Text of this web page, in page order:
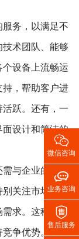
务，以满足不
技术团队、能够
设备上流畅运
，帮助客户进
跃。还有，一
面设计和简洁的
与企业的整体
别关注市场趋势
求。这种灵活
争优势。

微信咨询

业务咨询

售后服务